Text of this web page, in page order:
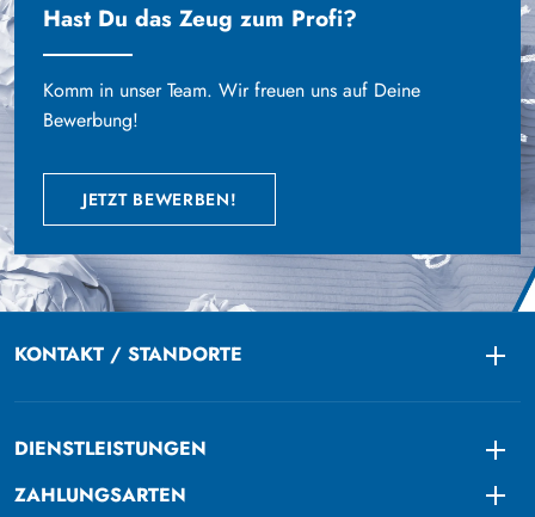
Hast Du das Zeug zum Profi?
Komm in unser Team. Wir freuen uns auf Deine
Bewerbung!
JETZT BEWERBEN!
KONTAKT / STANDORTE
DIENSTLEISTUNGEN
ZAHLUNGSARTEN